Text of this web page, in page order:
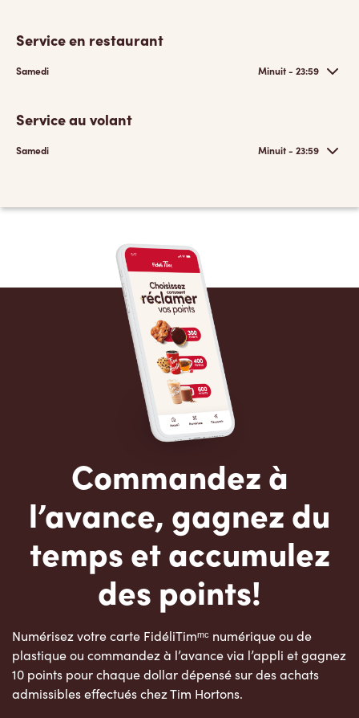
Service en restaurant
Samedi Minuit - 23:59
Service au volant
Samedi Minuit - 23:59
Commandez à
l’avance, gagnez du
temps et accumulez
des points!
Numérisez votre carte FidéliTimᵐᶜ numérique ou de
plastique ou commandez à l’avance via l’appli et gagnez
10 points pour chaque dollar dépensé sur des achats
admissibles effectués chez Tim Hortons.